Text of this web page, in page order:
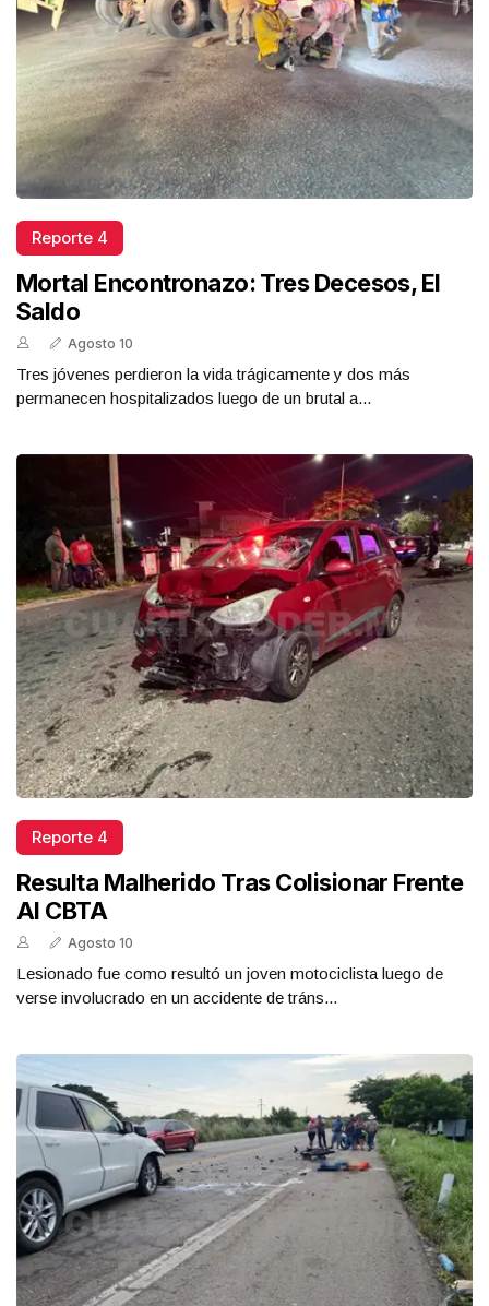
Reporte 4
Mortal Encontronazo: Tres Decesos, El
Saldo
Agosto 10
Tres jóvenes perdieron la vida trágicamente y dos más
permanecen hospitalizados luego de un brutal a...
Reporte 4
Resulta Malherido Tras Colisionar Frente
Al CBTA
Agosto 10
Lesionado fue como resultó un joven motociclista luego de
verse involucrado en un accidente de tráns...